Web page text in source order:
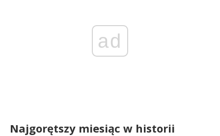
ad
Najgorętszy miesiąc w historii